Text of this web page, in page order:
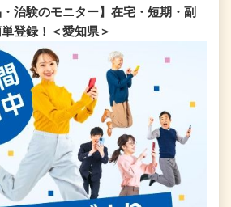
・治験のモニター】在宅・短期・副
登録！＜愛知県＞